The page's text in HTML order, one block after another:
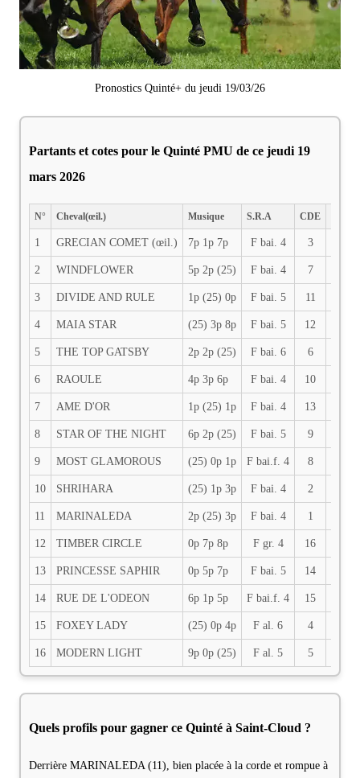
Pronostics Quinté+ du jeudi 19/03/26
Partants et cotes pour le Quinté PMU de ce jeudi 19
mars 2026
N° Cheval(œil.) Musique S.R.A CDE
1 GRECIAN COMET (œil.) 7p 1p 7p F bai. 4 3
2 WINDFLOWER 5p 2p (25) F bai. 4 7
3 DIVIDE AND RULE 1p (25) 0p F bai. 5 11
4 MAIA STAR (25) 3p 8p F bai. 5 12
5 THE TOP GATSBY 2p 2p (25) F bai. 6 6
6 RAOULE 4p 3p 6p F bai. 4 10
7 AME D'OR 1p (25) 1p F bai. 4 13
8 STAR OF THE NIGHT 6p 2p (25) F bai. 5 9
9 MOST GLAMOROUS (25) 0p 1p F bai.f. 4 8
10 SHRIHARA (25) 1p 3p F bai. 4 2
11 MARINALEDA 2p (25) 3p F bai. 4 1
12 TIMBER CIRCLE 0p 7p 8p F gr. 4 16
13 PRINCESSE SAPHIR 0p 5p 7p F bai. 5 14
14 RUE DE L'ODEON 6p 1p 5p F bai.f. 4 15
15 FOXEY LADY (25) 0p 4p F al. 6 4
16 MODERN LIGHT 9p 0p (25) F al. 5 5
Quels profils pour gagner ce Quinté à Saint-Cloud ?
Derrière MARINALEDA (11), bien placée à la corde et rompue à